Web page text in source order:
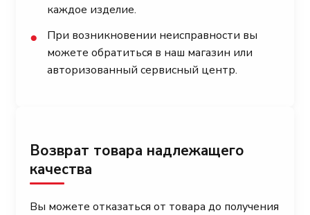
каждое изделие.
●
При возникновении неисправности вы
можете обратиться в наш магазин или
авторизованный сервисный центр.
Возврат товара надлежащего
качества
Вы можете отказаться от товара до получения